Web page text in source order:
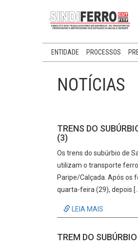
ENTIDADE PROCESSOS
NOTÍCIAS
TRENS DO
(3)
Os trens do subúrbio de
utilizam o transporte
Paripe/Calçada. Após os
quarta-feira (29), depois […]
LEIA MAIS
TREM DO